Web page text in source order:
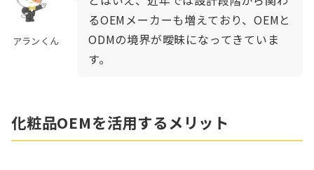
アランくん
るOEMメーカーも増えており、OEMと
ODMの境界が曖昧になってきていま
す。
化粧品OEMを活用するメリット